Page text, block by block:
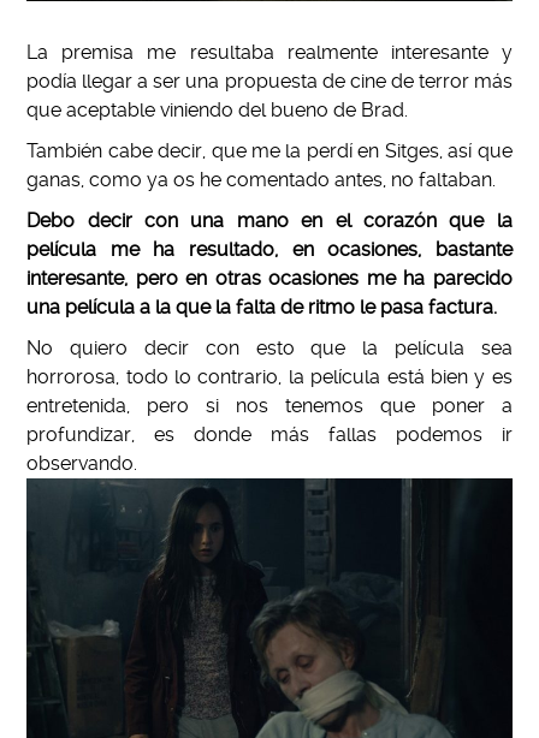
La premisa me resultaba realmente interesante y
podía llegar a ser una propuesta de cine de terror más
que aceptable viniendo del bueno de Brad.
También cabe decir, que me la perdí en Sitges, así que
ganas, como ya os he comentado antes, no faltaban.
Debo decir con una mano en el corazón que la
película me ha resultado, en ocasiones, bastante
interesante, pero en otras ocasiones me ha parecido
una película a la que la falta de ritmo le pasa factura.
No quiero decir con esto que la película sea
horrorosa, todo lo contrario, la película está bien y es
entretenida, pero si nos tenemos que poner a
profundizar, es donde más fallas podemos ir
observando.